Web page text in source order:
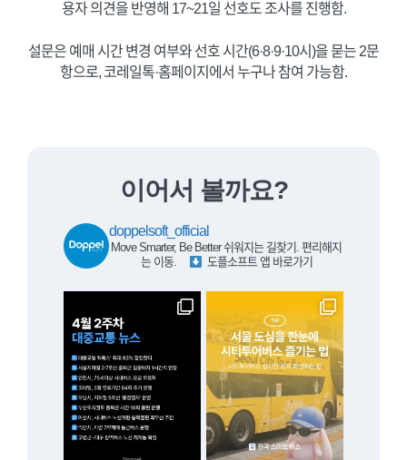
용자 의견을 반영해 17~21일 선호도 조사를 진행함.
설문은 예매 시간 변경 여부와 선호 시간(6·8·9·10시)을 묻는 2문
항으로, 코레일톡·홈페이지에서 누구나 참여 가능함.
이어서 볼까요?
doppelsoft_official
Move Smarter, Be Better쉬워지는 길찾기. 편리해지
는 이동.⠀ 도플소프트 앱 바로가기